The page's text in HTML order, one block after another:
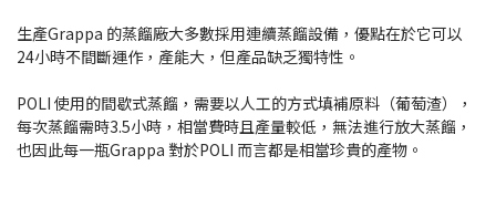
生產Grappa 的蒸餾廠大多數採用連續蒸餾設備，優點在於它可以
24小時不間斷運作，產能大，但產品缺乏獨特性。
POLI 使用的間歇式蒸餾，需要以人工的方式填補原料（葡萄渣），
每次蒸餾需時3.5小時，相當費時且產量較低，無法進行放大蒸餾，
也因此每一瓶Grappa 對於POLI 而言都是相當珍貴的產物。